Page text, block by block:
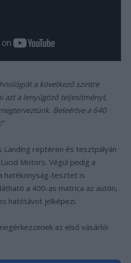
a következő szintre
azt a lenyűgöző teljesítményt,
Beleértve a 640
Landing reptéren és tesztpályán
Motors. Végül pedig a
hatékonyság-tesztet is
a 400-as matrica az autón,
hatótávot jelképezi.
az első vásárlói